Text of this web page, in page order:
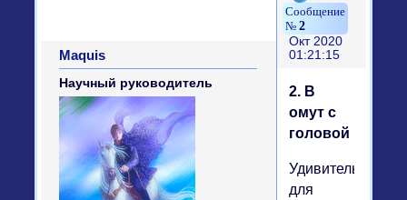
2
Окт 2020
01:21:15
Maquis
Научный руководитель
2. В
омут с
головой
Удивительно
для